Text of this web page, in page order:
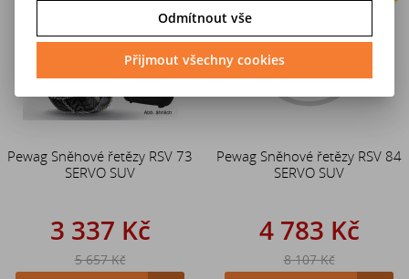
Pewag Sněhové řetězy RSV 73
SERVO SUV
3 337 Kč
5 657 Kč
Pewag Sněhové řetězy RSV 84
SERVO SUV
4 783 Kč
8 107 Kč
Odmítnout vše
Přijmout všechny cookies